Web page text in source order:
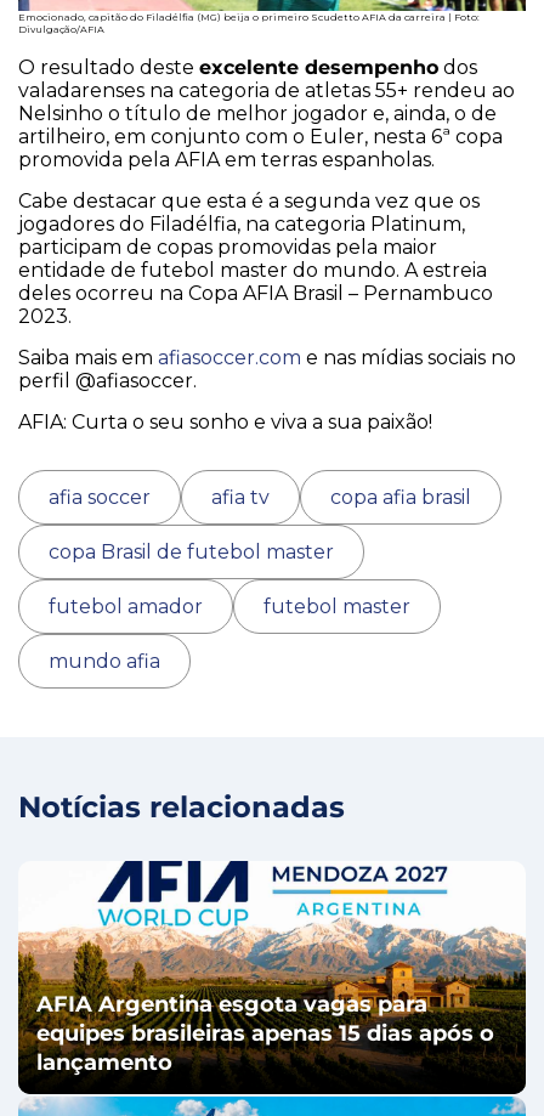
Emocionado, capitão do Filadélfia (MG) beija o primeiro Scudetto AFIA da carreira | Foto:
Divulgação/AFIA
O resultado deste excelente desempenho dos
valadarenses na categoria de atletas 55+ rendeu ao
Nelsinho o título de melhor jogador e, ainda, o de
artilheiro, em conjunto com o Euler, nesta 6ª copa
promovida pela AFIA em terras espanholas.
Cabe destacar que esta é a segunda vez que os
jogadores do Filadélfia, na categoria Platinum,
participam de copas promovidas pela maior
entidade de futebol master do mundo. A estreia
deles ocorreu na Copa AFIA Brasil – Pernambuco
2023.
Saiba mais em afiasoccer.com e nas mídias sociais no
perfil @afiasoccer.
AFIA: Curta o seu sonho e viva a sua paixão!
afia soccer afia tv copa afia brasil
copa Brasil de futebol master
futebol amador futebol master
mundo afia
Notícias relacionadas
AFIA Argentina esgota vagas para
equipes brasileiras apenas 15 dias após o
lançamento